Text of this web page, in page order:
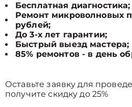
Бесплатная диагностика;
Ремонт микроволновых
рублей;
До 3-х лет гарантии;
Быстрый выезд мастера;
85% ремонтов - в день
Оставьте заявку для
получите скидку до 25%